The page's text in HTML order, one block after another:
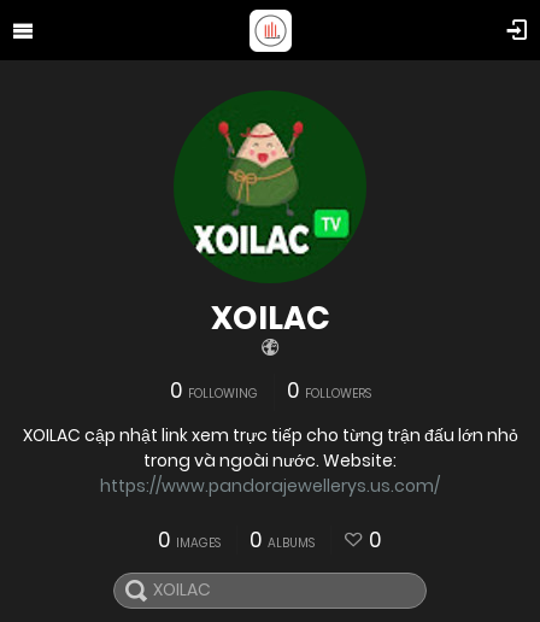
XOILAC
0 FOLLOWING 0 FOLLOWERS
XOILAC cập nhật link xem trực tiếp cho từng trận đấu lớn nhỏ
trong và ngoài nước. Website:
https://www.pandorajewellerys.us.com/
0 IMAGES 0 ALBUMS 0